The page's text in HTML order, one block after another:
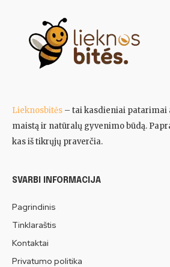
Lieknosbitės – tai kasdieniai patarimai
maistą ir natūralų gyvenimo būdą.
kas iš tikrųjų praverčia.
SVARBI INFORMACIJA
Pagrindinis
Tinklaraštis
Kontaktai
Privatumo politika